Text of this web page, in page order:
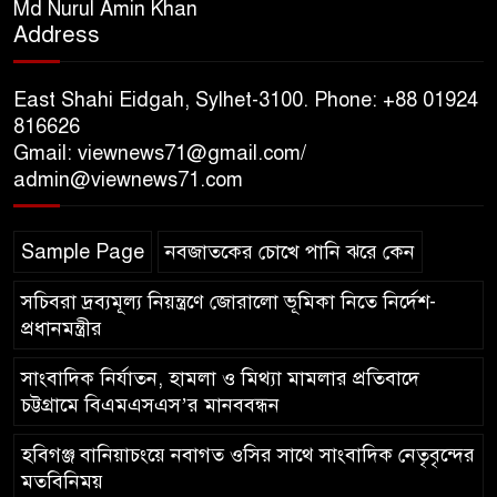
মামলায় এক বছরের সাজা
‘সমন্বিত উদ্যোগেই গড়ে উঠবে
আধুনিক সিলেট’ – বাণিজ্যমন্ত্রী
ত্রিতরঙ্গের বাদল সাঁঝের বর্ণাঢ্য
আয়োজন ‘শ্রাবনের মেঘগুলো’
Md Nurul Amin Khan
Address
East Shahi Eidgah, Sylhet-3100. Phone: +88 01924
816626
Gmail: viewnews71@gmail.com/
admin@viewnews71.com
Sample Page নবজাতকের চোখে পানি ঝরে কেন
সচিবরা দ্রব্যমূল্য নিয়ন্ত্রণে জোরালো ভূমিকা নিতে নির্দেশ-
প্রধানমন্ত্রীর
সাংবাদিক নির্যাতন, হামলা ও মিথ্যা মামলার প্রতিবাদে
চট্টগ্রামে বিএমএসএস’র মানববন্ধন
হবিগঞ্জ বানিয়াচংয়ে নবাগত ওসির সাথে সাংবাদিক নেতৃবৃন্দের
মতবিনিময়